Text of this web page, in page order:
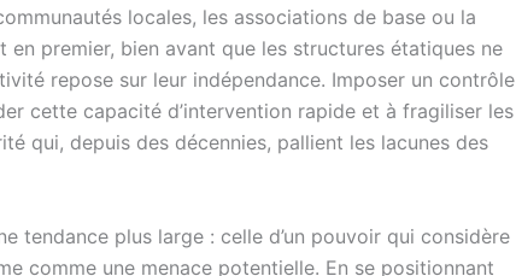
locales, les associations de base ou la
en premier, bien avant que les structures étatiques ne
repose sur leur indépendance. Imposer un contrôle
cette capacité d’intervention rapide et à fragiliser les
qui, depuis des décennies, pallient les lacunes des
tendance plus large : celle d’un pouvoir qui considère
comme une menace potentielle. En se positionnant